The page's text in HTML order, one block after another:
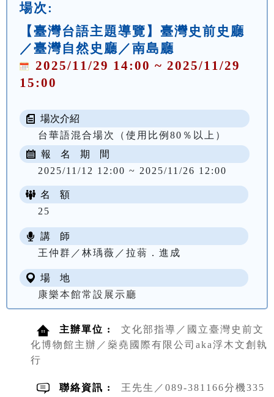
場次:
【臺灣台語主題導覽】臺灣史前史廳
／臺灣自然史廳／南島廳
2025/11/29 14:00 ~ 2025/11/29
15:00
場次介紹
台華語混合場次（使用比例80％以上）
報 名 期 間
2025/11/12 12:00 ~ 2025/11/26 12:00
名 額
25
講 師
王仲群／林瑀薇／拉蓊．進成
場 地
康樂本館常設展示廳
主辦單位 :
文化部指導／國立臺灣史前文
化博物館主辦／燊堯國際有限公司aka浮木文創執
行
聯絡資訊 :
王先生／089-381166分機335